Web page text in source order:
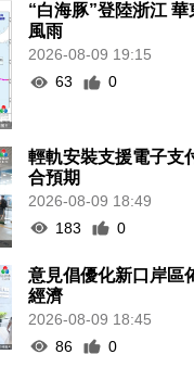
“白海豚”登陸浙江
風雨
2026-08-09 19:15
63
0
輕軌安裝支援電子支
合預期
2026-08-09 18:49
183
0
意見倡優化新口岸區
經濟
2026-08-09 18:45
86
0